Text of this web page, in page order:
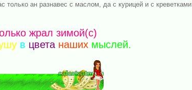
только ан разнавес с маслом, да с курицей и с креветками
жрал зимой(c)
в цвета наших мыслей.